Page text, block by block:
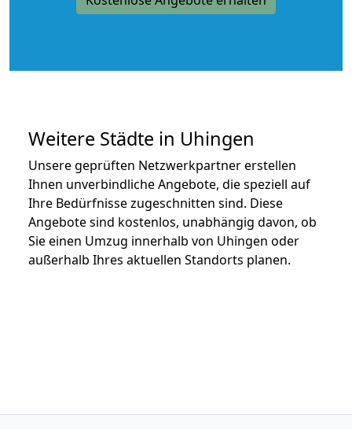
Weitere Städte in Uhingen
Unsere geprüften Netzwerkpartner erstellen
Ihnen unverbindliche Angebote, die speziell auf
Ihre Bedürfnisse zugeschnitten sind. Diese
Angebote sind kostenlos, unabhängig davon, ob
Sie einen Umzug innerhalb von Uhingen oder
außerhalb Ihres aktuellen Standorts planen.